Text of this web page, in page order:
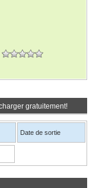
gratuitement!
Date de sortie